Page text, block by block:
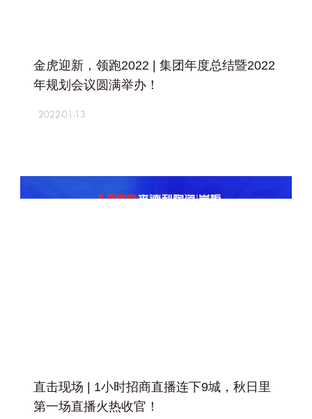
金虎迎新，领跑2022 | 集团年度总结暨2022
年规划会议圆满举办！
2022-01-13
直击现场 | 1小时招商直播连下9城，秋日里
第一场直播火热收官！